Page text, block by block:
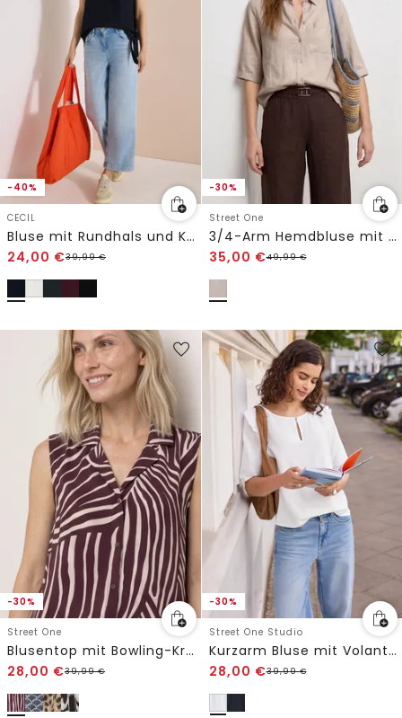
-40%
CECIL
Bluse mit Rundhals und Knotendetail
24,00 €39,99€
-30%
Street One
3/4-Arm Hemdbluse mit Brusttasche
35,00 €49,99€
-30%
Street One
Blusentop mit Bowling-Kragen und Knoten
28,00 €39,99€
-30%
Street One Studio
Kurzarm Bluse mit Volant-Details
28,00 €39,99€